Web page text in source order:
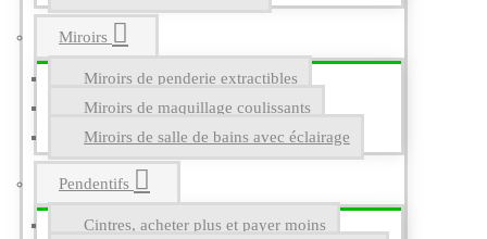
Miroirs
Miroirs de penderie extractibles
Miroirs de maquillage coulissants
Miroirs de salle de bains avec éclairage
Pendentifs
Cintres, acheter plus et payer moins